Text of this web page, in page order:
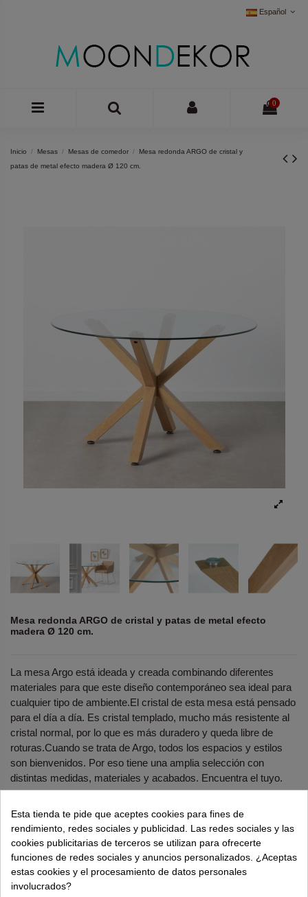
Español
0
Inicio Mesas Mesas de comedor
Mesa redonda ARGO de cristal y
patas de metal efecto madera Ø 120 cm.
Mesa redonda ARGO de cristal y patas de metal efecto
madera Ø 120 cm.
La mesa Argo está ideada y creada combinando diferentes
materiales para que este diseño contemporáneo sea ideal para
cualquier tipo de ambiente.El cristal de esta mesa está pensado
para el día a día. Es cristal templado, mucho más resistente al
cristal normal, por lo que es más duradero y queda libre de
roturas.Cuando se trata de Argo, todos los espacios y estilos
son bienvenidos. Por eso tiene una amplia selección con
distintas medidas, materiales y acabados. Encuentra el tuyo.
¿Necesitas ayuda?tel.638 524 811o962 881 077
Recuerda utiliza "PROMO"para obtener un5% dto
extra.Más info
Esta tienda te pide que aceptes cookies para fines de
rendimiento, redes sociales y publicidad. Las redes sociales y las
cookies publicitarias de terceros se utilizan para ofrecerte
funciones de redes sociales y anuncios personalizados. ¿Aceptas
estas cookies y el procesamiento de datos personales
involucrados?